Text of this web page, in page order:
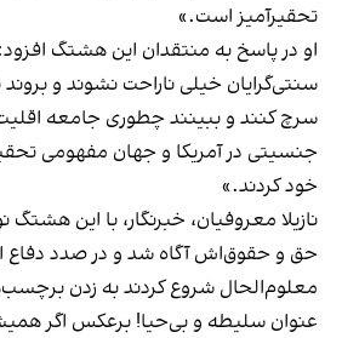
تحقیر‌آمیز است.»
او در پاسخ به منتقدان این هشتگ
سنتی‌گرایان خیلی ناراحت نشوند و بروند
سرچ کنند و ببینند چطوری جامعه
جنسیتی در آمریکا و جهان مفهومی
خود کردند.»
نازیلا معروفیان، خبرنگار، با این
حق و حقوق‌اش آگاه شد و در صدد دفاع
معلوم‌الحال شروع کردند به زدن
عنوان سلیطه و بی‌حیا! برعکس اگر